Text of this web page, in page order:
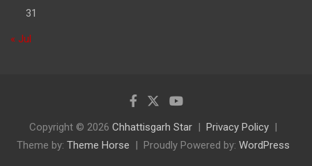
31
« Jul
Copyright © 2026 Chhattisgarh Star
Privacy Policy
Theme by: Theme Horse Proudly Powered by: WordPress